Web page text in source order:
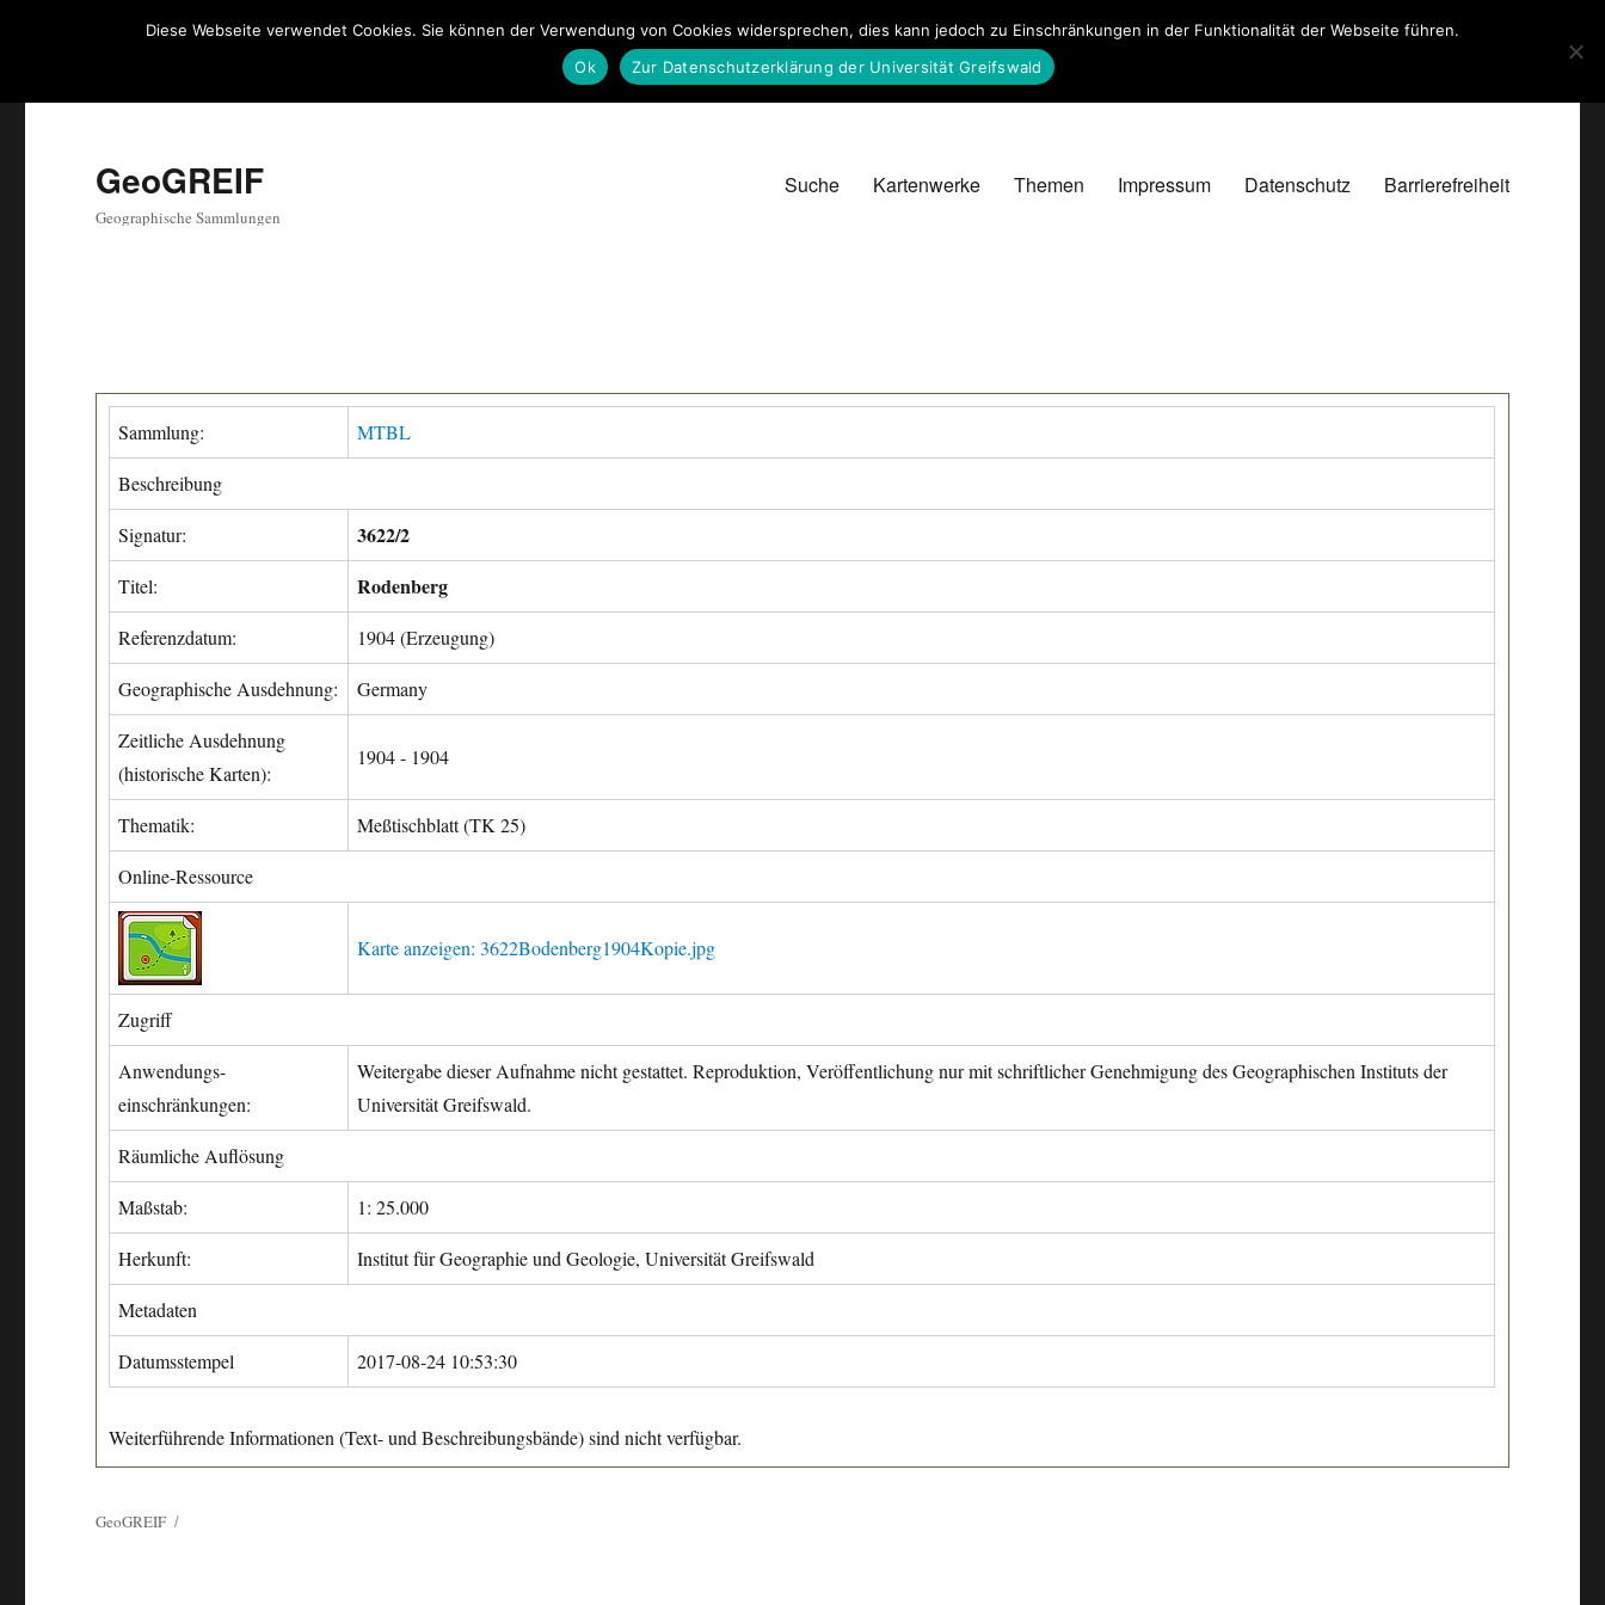
GeoGREIF
Geographische Sammlungen
Suche Kartenwerke Themen Impressum Datenschutz Barrierefreiheit
Sammlung: MTBL
Beschreibung
Signatur: 3622/2
Titel: Rodenberg
Referenzdatum: 1904 (Erzeugung)
Geographische Ausdehnung: Germany
Zeitliche Ausdehnung
(historische Karten):
1904 - 1904
Thematik: Meßtischblatt (TK 25)
Online-Ressource
Karte anzeigen: 3622Bodenberg1904Kopie.jpg
Zugriff
Anwendungs-
einschränkungen:
Weitergabe dieser Aufnahme nicht gestattet. Reproduktion, Veröffentlichung nur mit schriftlicher Genehmigung des Geographischen Instituts der
Universität Greifswald.
Räumliche Auflösung
Maßstab: 1: 25.000
Herkunft: Institut für Geographie und Geologie, Universität Greifswald
Metadaten
Datumsstempel 2017-08-24 10:53:30
Weiterführende Informationen (Text- und Beschreibungsbände) sind nicht verfügbar.
GeoGREIF
Diese Webseite verwendet Cookies. Sie können der Verwendung von Cookies widersprechen, dies kann jedoch zu Einschränkungen in der Funktionalität der Webseite führen.
Ok
Zur Datenschutzerklärung der Universität Greifswald